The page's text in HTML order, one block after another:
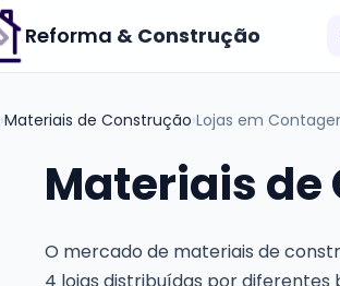
Reforma & Construção
›Materiais de Construção›Lojas em
Materiais de
O mercado de materiais de